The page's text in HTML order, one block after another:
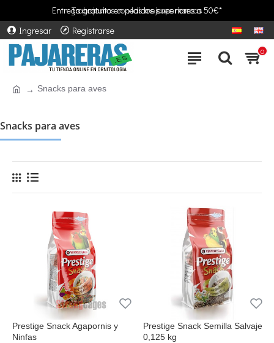
Entrega gratuita en pedidos superiores a 50€*
Trabajamos con las mejores marcas
Ingresar
Registrarse
0
Snacks para aves
Snacks para aves
Prestige Snack Agapornis y
Ninfas
Prestige Snack Semilla Salvaje
0,125 kg